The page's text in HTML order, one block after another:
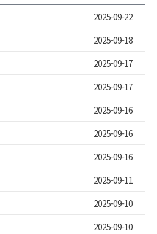
2025-09-22
2025-09-18
2025-09-17
2025-09-17
2025-09-16
2025-09-16
2025-09-16
2025-09-11
2025-09-10
2025-09-10